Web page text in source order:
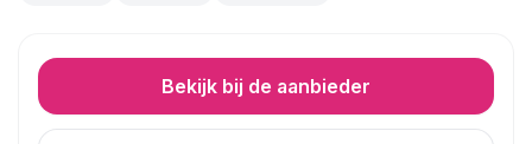
Bekijk bij de aanbieder